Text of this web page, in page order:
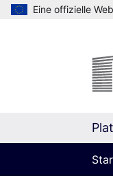
Eine offizielle